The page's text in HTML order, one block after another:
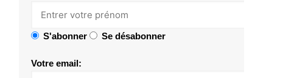
S'abonner Se désabonner
Votre email: